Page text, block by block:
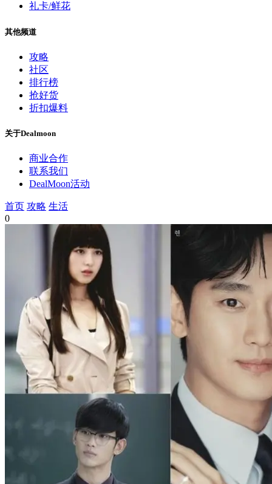
礼卡/鲜花
其他频道
攻略
社区
排行榜
抢好货
折扣爆料
关于Dealmoon
商业合作
联系我们
DealMoon活动
首页 攻略 生活
0